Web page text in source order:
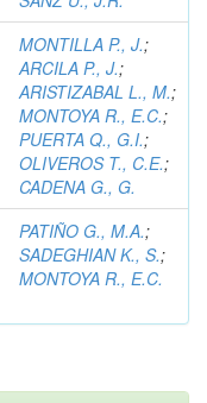
MONTILLA P., J.;
ARCILA P., J.;
ARISTIZABAL L., M.;
MONTOYA R., E.C.;
PUERTA Q., G.I.;
OLIVEROS T., C.E.;
CADENA G., G.
PATIÑO G., M.A.;
SADEGHIAN K., S.;
MONTOYA R., E.C.